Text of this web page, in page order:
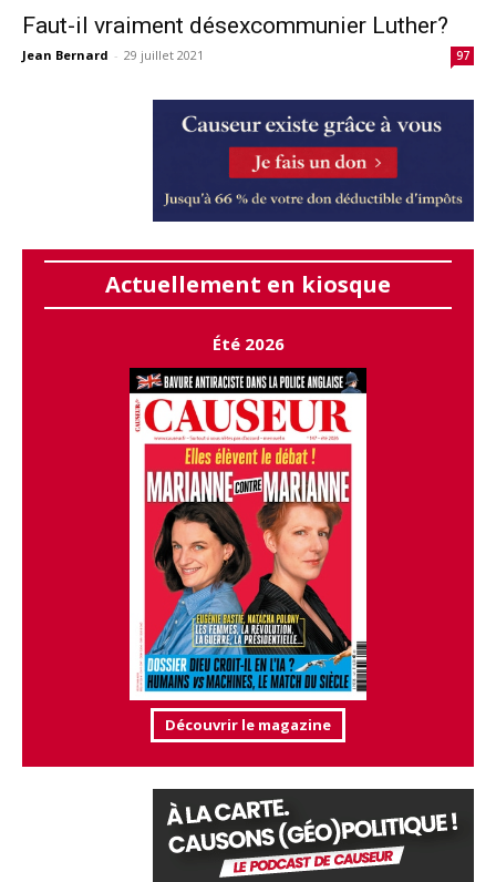
Faut-il vraiment désexcommunier Luther?
Jean Bernard - 29 juillet 2021 97
Actuellement en kiosque
Été 2026
Découvrir le magazine